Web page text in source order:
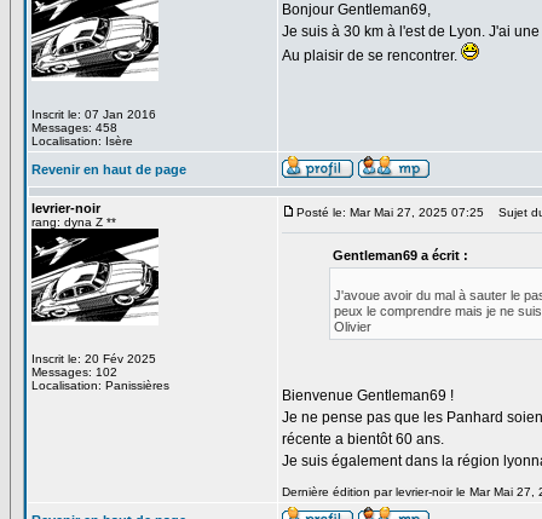
Inscrit le: 07 Jan 2016
Messages: 458
Localisation: Isère
Bonjour Gentleman69,
Je suis à 30 km à l'est de Lyon. J'ai une
Au plaisir de se rencontrer.
Revenir en haut de page
levrier-noir
rang: dyna Z **
Inscrit le: 20 Fév 2025
Messages: 102
Localisation: Panissières
Posté le: Mar Mai 27, 2025 07:25 Sujet
Gentleman69 a écrit :
J'avoue avoir du mal à sauter le
peux le comprendre mais je ne
Olivier
Bienvenue Gentleman69 !
Je ne pense pas que les Panhard
récente a bientôt 60 ans.
Je suis également dans la région
Dernière édition par levrier-noir le Mar Mai